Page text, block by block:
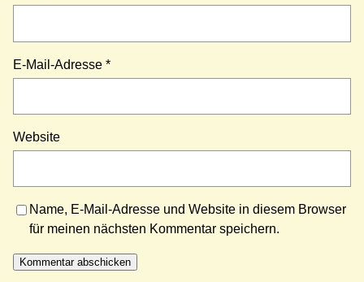
E-Mail-Adresse *
Website
Name, E-Mail-Adresse und Website in diesem Browser
für meinen nächsten Kommentar speichern.